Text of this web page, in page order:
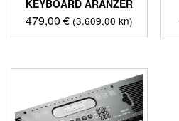
KEYBOARD ARANŽER
479,00€ (3.609,00 kn)